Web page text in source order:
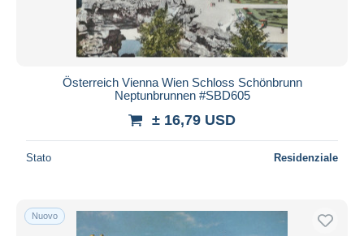
Österreich Vienna Wien Schloss Schönbrunn
Neptunbrunnen #SBD605
± 16,79 USD
Stato Residenziale
Nuovo